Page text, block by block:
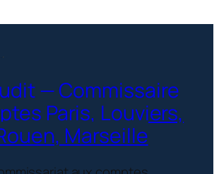
— Commissaire
Paris, Louviers,
Marseille